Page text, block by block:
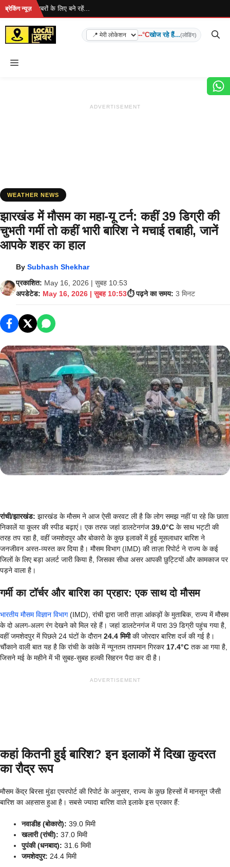
Skip
content
ब्रेकिंग न्यूज़
है... ताज़ा खबरों के लिए बने रहें...
--°Cखोज रहे हैं...(लोडिंग)
Menu
ADVERTISEMENT
WEATHER NEWS
झारखंड में मौसम का महा-यू टर्न: कहीं 39 डिग्री की
चुभती गर्मी तो कहीं भारी बारिश ने मचाई तबाही, जानें
आपके शहर का हाल
By Subhash Shekhar
प्रकाशित: May 16, 2026 | सुबह 10:53
अपडेटेड: May 16, 2026 | सुबह 10:53⏱️ पढ़ने का समय: 3 मिनट
रांची/झारखंड: झारखंड के मौसम ने आज ऐसी करवट ली है कि लोग समझ नहीं पा रहे कि छाता
निकालें या कूलर की स्पीड बढ़ाएं। एक तरफ जहां डालटेनगंज 39.0°C के साथ भट्टी की
तरह तप रहा है, वहीं जमशेदपुर और बोकारो के कुछ इलाकों में हुई मूसलाधार बारिश ने
जनजीवन अस्त-व्यस्त कर दिया है। मौसम विभाग (IMD) की ताज़ा रिपोर्ट ने राज्य के कई
जिलों के लिए बड़ा अलर्ट जारी किया है, जिसका सीधा असर आपकी छुट्टियों और कामकाज पर
पड़ने वाला है।
गर्मी का टॉर्चर और बारिश का प्रहार: एक साथ दो मौसम
भारतीय मौसम विज्ञान विभाग(IMD), रांची द्वारा जारी ताज़ा आंकड़ों के मुताबिक, राज्य में मौसम
के दो अलग-अलग रंग देखने को मिल रहे हैं। जहां डालटेनगंज में पारा 39 डिग्री पहुंच गया है,
वहीं जमशेदपुर में पिछले 24 घंटों के दौरान 24.4 मिमीकी जोरदार बारिश दर्ज की गई है।
चौंकाने वाली बात यह है कि रांची के कांके में न्यूनतम तापमान गिरकर 17.4°C तक आ गया है,
जिसने मई के महीने में भी सुबह-सुबह हल्की सिहरन पैदा कर दी है।
ADVERTISEMENT
कहां कितनी हुई बारिश? इन इलाकों में दिखा कुदरत
का रौद्र रूप
मौसम केंद्र बिरसा मुंडा एयरपोर्ट की रिपोर्ट के अनुसार, राज्य के कुछ हिस्सों में मानसून जैसी
बारिश का अहसास हुआ है। सबसे ज्यादा बारिश वाले इलाके इस प्रकार हैं:
नवाडीह (बोकारो): 39.0 मिमी
खलारी (रांची): 37.0 मिमी
पुपंकी (धनबाद): 31.6 मिमी
जमशेदपुर: 24.4 मिमी